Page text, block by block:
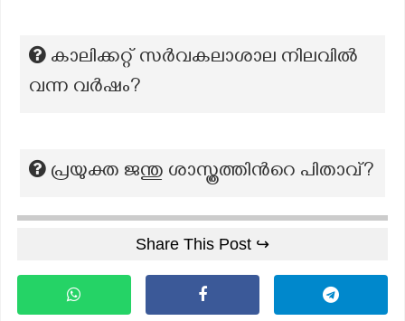
കാലിക്കറ്റ് സർവകലാശാല നിലവിൽ
വന്ന വർഷം?
പ്രയുക്ത ജന്തു ശാസ്ത്രത്തിൻറെ പിതാവ്?
Share This Post ↪